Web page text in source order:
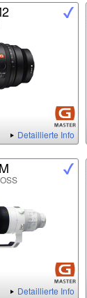
Detaillierte Info
Detaillierte Info